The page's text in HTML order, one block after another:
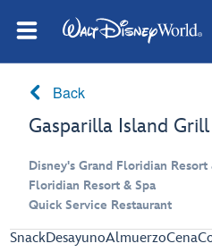
Back
Gasparilla Island Grill
Disney's Grand Floridian Resort
Floridian Resort & Spa
Quick Service Restaurant
SnackDesayunoAlmuerzoCena